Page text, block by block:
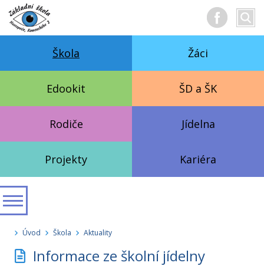
text
Škola Žáci
Edookit ŠD a ŠK
Rodiče Jídelna
Projekty Kariéra
Úvod Škola Aktuality
Informace ze školní jídelny